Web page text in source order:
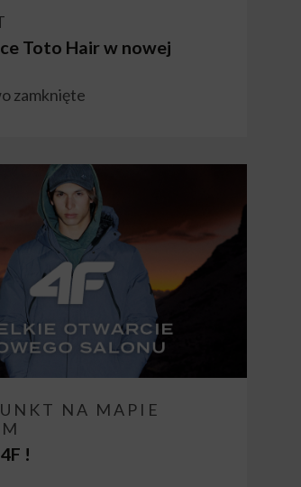
Toto Hair w nowej
zamknięte
NA MAPIE
!